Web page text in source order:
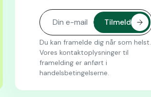
Du kan framelde dig når som helst.
Vores kontaktoplysninger til
framelding er anført i
handelsbetingelserne.